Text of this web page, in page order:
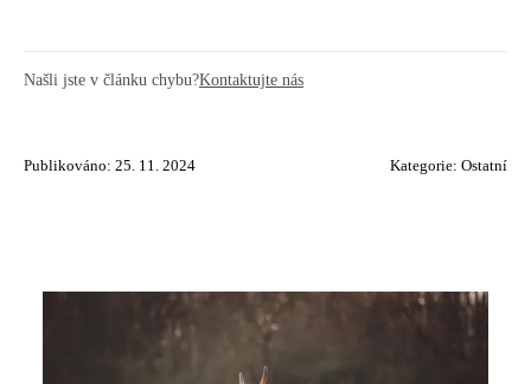
Našli jste v článku chybu?Kontaktujte nás
Publikováno: 25. 11. 2024 Kategorie: Ostatní